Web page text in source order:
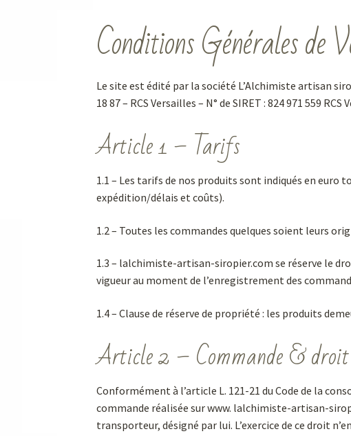
Conditions Générales de
Le site est édité par la société L’Alchimiste artisan
18 87 – RCS Versailles – N° de SIRET : 824 971 559
Article 1 – Tarifs
1.1 – Les tarifs de nos produits sont indiqués en
expédition/délais et coûts).
1.2 – Toutes les commandes quelques soient leurs
1.3 – lalchimiste-artisan-siropier.com se réserve le
vigueur au moment de l’enregistrement des
1.4 – Clause de réserve de propriété : les produits
Article 2 – Commande &
Conformément à l’article L. 121-21 du Code de la
commande réalisée sur www. lalchimiste-artisan-
transporteur, désigné par lui. L’exercice de ce droit